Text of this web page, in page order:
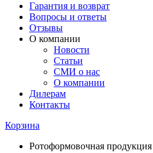
Гарантия и возврат
Вопросы и ответы
Отзывы
О компании
Новости
Статьи
СМИ о нас
О компании
Дилерам
Контакты
Корзина
Ротоформовочная продукция